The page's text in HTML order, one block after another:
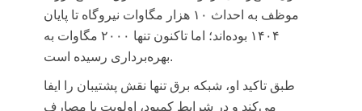
موظف به احداث ۱۰ هزار مگاوات نیروگاه تا پایان
۱۴۰۴ بوده‌اند؛ اما تاکنون تنها ۲۰۰۰ مگاوات به
بهره‌برداری رسیده است.
طبق تاکید او، شبکه برق تنها نقش پشتیبان را ایفا
می‌کند و در شرایط کمبود، اولویت با مصارف